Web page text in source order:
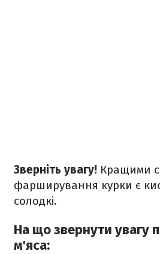
Зверніть увагу! Кращими
фарширування курки є
солодкі.
На що звернути увагу
м'яса: